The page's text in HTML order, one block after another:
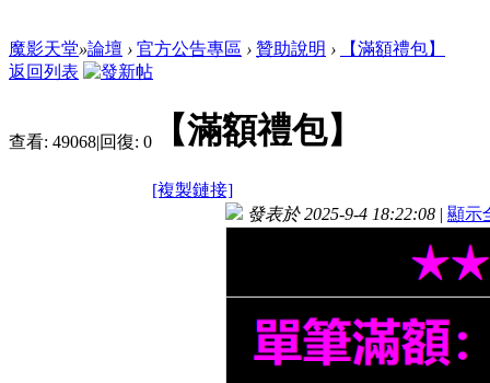
魔影天堂»論壇 › 官方公告專區 › 贊助說明 ›
【滿額禮包】
返回列表
查看: 49068|回復: 0 【滿額禮包】
[複製鏈接]
發表於 2025-9-4 18:22:08 | 顯示